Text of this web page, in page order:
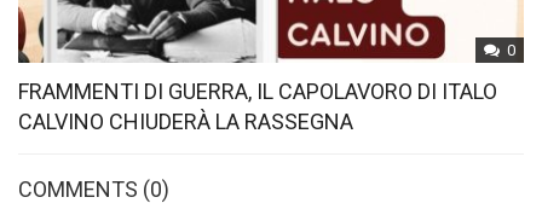
0
FRAMMENTI DI GUERRA, IL CAPOLAVORO DI ITALO
CALVINO CHIUDERÀ LA RASSEGNA
COMMENTS (0)